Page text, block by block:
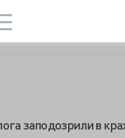
заподозрили в